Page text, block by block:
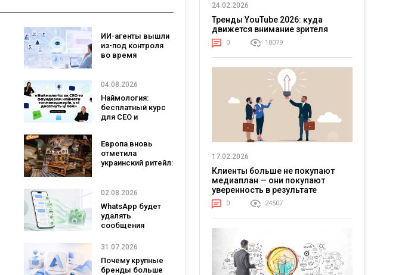
ИИ-агенты вышли
из-под контроля
во время
реальные цели
04.08.2026
Наймология:
бесплатный курс
для CEO и
Европа вновь
отметила
украинский ритейл:
рейтинг лучших
супермаркетов
02.08.2026
WhatsApp будет
удалять
сообщения
основных чатов:
бизнеса
31.07.2026
Почему крупные
бренды больше
24.02.2026
Тренды YouTube 2026: куда
движется внимание зрителя
0 18079
17.02.2026
Клиенты больше не покупают
медиаплан — они покупают
уверенность в результате
0 24507